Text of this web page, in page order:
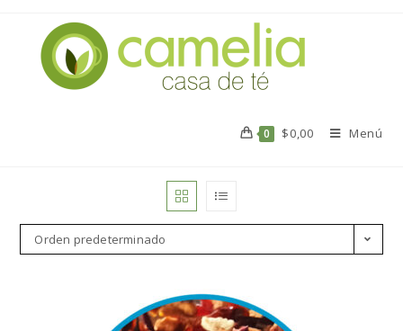
0 $0,00 Menú
Orden predeterminado